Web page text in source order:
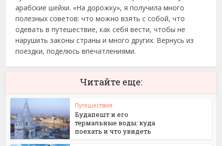
арабские шейхи. «На дорожку», я получила много
полезных советов: что можно взять с собой, что
одевать в путешествие, как себя вести, чтобы не
нарушить законы страны и много других. Вернусь из
поездки, поделюсь впечатлениями.
Читайте еще:
Путешествия
Будапешт и его
термальные воды: куда
поехать и что увидеть